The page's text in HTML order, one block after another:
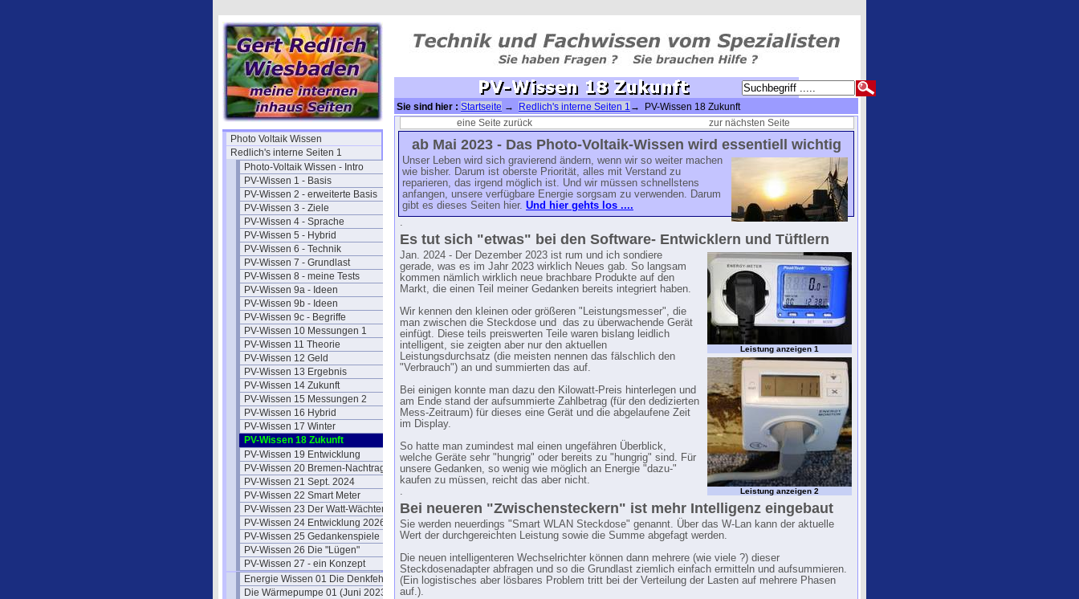
Photo Voltaik Wissen
Redlich's interne Seiten 1
Photo-Voltaik Wissen - Intro
PV-Wissen 1 - Basis
PV-Wissen 2 - erweiterte Basis
PV-Wissen 3 - Ziele
PV-Wissen 4 - Sprache
PV-Wissen 5 - Hybrid
PV-Wissen 6 - Technik
PV-Wissen 7 - Grundlast
PV-Wissen 8 - meine Tests
PV-Wissen 9a - Ideen
PV-Wissen 9b - Ideen
PV-Wissen 9c - Begriffe
PV-Wissen 10 Messungen 1
PV-Wissen 11 Theorie
PV-Wissen 12 Geld
PV-Wissen 13 Ergebnis
PV-Wissen 14 Zukunft
PV-Wissen 15 Messungen 2
PV-Wissen 16 Hybrid
PV-Wissen 17 Winter
PV-Wissen 18 Zukunft
PV-Wissen 19 Entwicklung
PV-Wissen 20 Bremen-Nachtrag
PV-Wissen 21 Sept. 2024
PV-Wissen 22 Smart Meter
PV-Wissen 23 Der Watt-Wächter
PV-Wissen 24 Entwicklung 2026
PV-Wissen 25 Gedankenspiele
PV-Wissen 26 Die "Lügen"
PV-Wissen 27 - ein Konzept
Energie Wissen 01 Die Denkfehler
Die Wärmepumpe 01 (Juni 2023)
Sie sind hier : Startseite → Redlich's interne Seiten 1 → PV-Wissen 18 Zukunft
eine Seite zurück
zur nächsten Seite
ab Mai 2023 - Das Photo-Voltaik-Wissen wird essentiell wichtig
Unser Leben wird sich gravierend ändern, wenn wir so weiter machen
wie bisher. Darum ist oberste Priorität, alles mit Verstand zu
reparieren, das irgend möglich ist. Und wir müssen schnellstens
anfangen, unsere verfügbare Energie sorgsam zu verwenden. Darum
gibt es dieses Seiten hier. Und hier gehts los ....
.
Es tut sich "etwas" bei den Software- Entwicklern und Tüftlern
Leistung anzeigen 1
Leistung anzeigen 2
Jan. 2024 - Der Dezember 2023 ist rum und ich sondiere
gerade, was es im Jahr 2023 wirklich Neues gab. So langsam
kommen nämlich wirklich neue brachbare Produkte auf den
Markt, die einen Teil meiner Gedanken bereits integriert haben.
Wir kennen den kleinen oder größeren "Leistungsmesser", die
man zwischen die Steckdose und das zu überwachende Gerät
einfügt. Diese teils preiswerten Teile waren bislang leidlich
intelligent, sie zeigten aber nur den aktuellen
Leistungsdurchsatz (die meisten nennen das fälschlich den
"Verbrauch") an und summierten das auf.
Bei einigen konnte man dazu den Kilowatt-Preis hinterlegen und
am Ende stand der aufsummierte Zahlbetrag (für den dedizierten
Mess-Zeitraum) für dieses eine Gerät und die abgelaufene Zeit
im Display.
So hatte man zumindest mal einen ungefähren Überblick,
welche Geräte sehr "hungrig" oder bereits zu "hungrig" sind. Für
unsere Gedanken, so wenig wie möglich an Energie "dazu-"
kaufen zu müssen, reicht das aber nicht.
.
Bei neueren "Zwischensteckern" ist mehr Intelligenz eingebaut
Sie werden neuerdings "Smart WLAN Steckdose" genannt. Über das W-Lan kann der aktuelle
Wert der durchgereichten Leistung sowie die Summe abgefagt werden.
Die neuen intelligenteren Wechselrichter können dann mehrere (wie viele ?) dieser
Steckdosenadapter abfragen und so die Grundlast ziemlich einfach ermitteln und aufsummieren.
(Ein logistisches aber lösbares Problem tritt bei der Verteilung der Lasten auf mehrere Phasen
auf.).